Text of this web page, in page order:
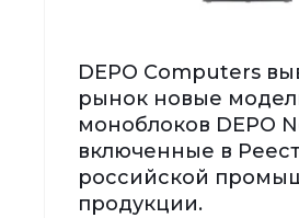
DEPO Computers
рынок новые
моноблоков DEPO
включенные в
российской
продукции.